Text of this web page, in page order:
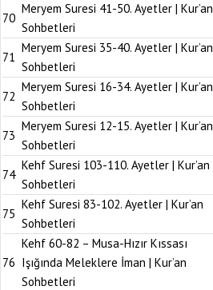
70
Meryem Suresi 41-50. Ayetler | Kur’an
Sohbetleri
71
Meryem Suresi 35-40. Ayetler | Kur’an
Sohbetleri
72
Meryem Suresi 16-34. Ayetler | Kur’an
Sohbetleri
73
Meryem Suresi 12-15. Ayetler | Kur’an
Sohbetleri
74
Kehf Suresi 103-110. Ayetler | Kur’an
Sohbetleri
75
Kehf Suresi 83-102. Ayetler | Kur’an
Sohbetleri
76
Kehf 60-82 – Musa-Hızır Kıssası
Işığında Meleklere İman | Kur’an
Sohbetleri